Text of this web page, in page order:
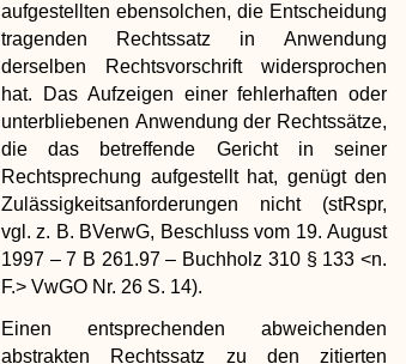
aufgestellten ebensolchen, die Entscheidung
tragenden Rechtssatz in Anwendung
derselben Rechtsvorschrift widersprochen
hat. Das Aufzeigen einer fehlerhaften oder
unterbliebenen Anwendung der Rechtssätze,
die das betreffende Gericht in seiner
Rechtsprechung aufgestellt hat, genügt den
Zulässigkeitsanforderungen nicht (stRspr,
vgl. z. B. BVerwG, Beschluss vom 19. August
1997 – 7 B 261.97 – Buchholz 310 § 133 <n.
F.> VwGO Nr. 26 S. 14).
Einen entsprechenden abweichenden
abstrakten Rechtssatz zu den zitierten